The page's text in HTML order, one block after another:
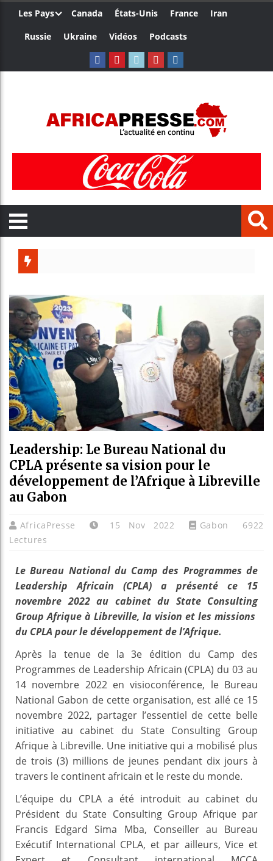
Les Pays Canada États-Unis France
Iran
Russie
Ukraine Vidéos Podcasts
Côte
Tunisie
Ceuta :
Leadership: Le Bureau National du
CPLA présente sa vision pour le
développement de l’Afrique à Libreville
au Gabon
AfricaPresse 15 Nov 2022 Gabon
6922
Lectures
Le Bureau National du Camp des Programmes de
Leadership Africain (CPLA) a présenté ce 15
novembre 2022 au cabinet du State Consulting
Group Afrique à Libreville, la vision et les missions
du CPLA pour le développement de l’Afrique.
Après la tenue de la 3e édition du Camp des
Programmes de Leadership Africain (CPLA) du 03 au
14 novembre 2022 en visioconférence, le Bureau
National Gabon de cette organisation, est allé ce 15
novembre 2022, partager l’essentiel de cette belle
initiative au cabinet du State Consulting Group
Afrique à Libreville. Une initiative qui a mobilisé plus
de trois (3) millions de jeunes pendant dix jours à
travers le continent africain et le reste du monde.
L’équipe du CPLA a été introduit au cabinet du
Président du State Consulting Group Afrique par
Francis Edgard Sima Mba, Conseiller au Bureau
Exécutif International CPLA, et par ailleurs, Vice et